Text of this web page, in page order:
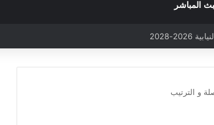
المباشر
أو ميدياما
و الترتيب